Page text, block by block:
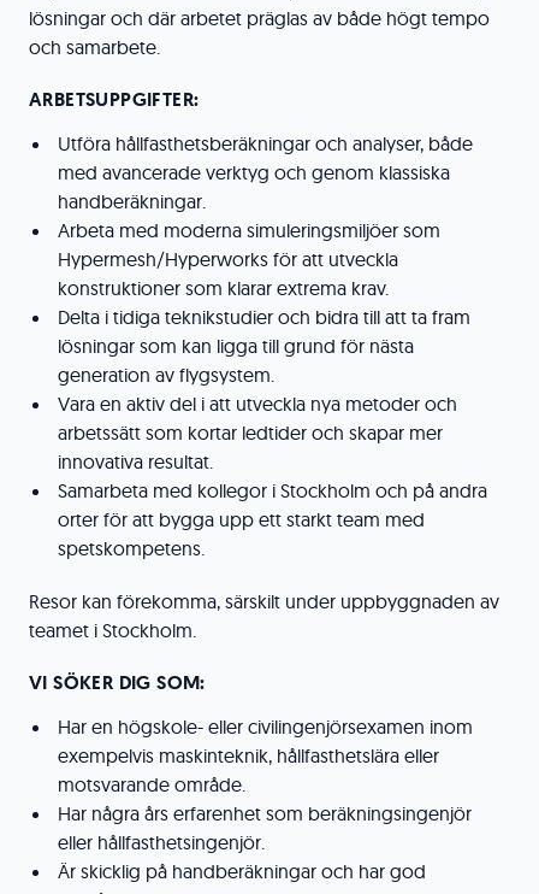
lösningar och där arbetet präglas av både högt tempo
och samarbete.
ARBETSUPPGIFTER:
Utföra hållfasthetsberäkningar och analyser, både
med avancerade verktyg och genom klassiska
handberäkningar.
Arbeta med moderna simuleringsmiljöer som
Hypermesh/Hyperworks för att utveckla
konstruktioner som klarar extrema krav.
Delta i tidiga teknikstudier och bidra till att ta fram
lösningar som kan ligga till grund för nästa
generation av flygsystem.
Vara en aktiv del i att utveckla nya metoder och
arbetssätt som kortar ledtider och skapar mer
innovativa resultat.
Samarbeta med kollegor i Stockholm och på andra
orter för att bygga upp ett starkt team med
spetskompetens.
Resor kan förekomma, särskilt under uppbyggnaden av
teamet i Stockholm.
VI SÖKER DIG SOM:
Har en högskole- eller civilingenjörsexamen inom
exempelvis maskinteknik, hållfasthetslära eller
motsvarande område.
Har några års erfarenhet som beräkningsingenjör
eller hållfasthetsingenjör.
Är skicklig på handberäkningar och har god